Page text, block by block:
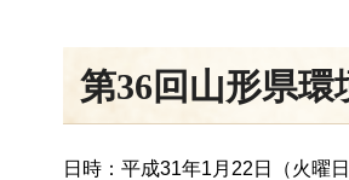
第36回山形県
日時：平成31年1月22日（火曜